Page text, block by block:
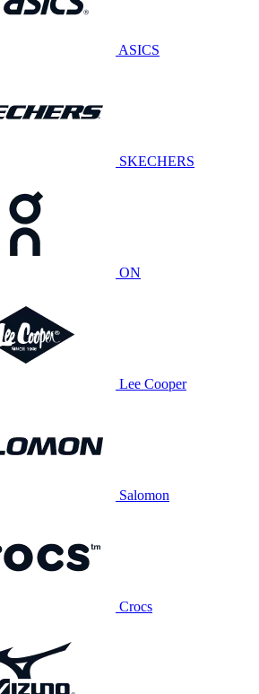
ASICS
SKECHERS
ON
Lee Cooper
Salomon
Crocs